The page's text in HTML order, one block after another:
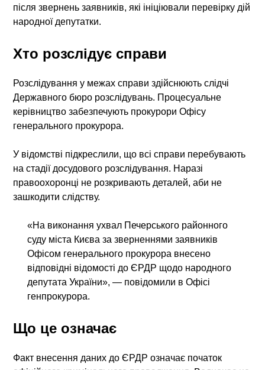
після звернень заявників, які ініціювали перевірку дій
народної депутатки.
Хто розслідує справи
Розслідування у межах справи здійснюють слідчі
Державного бюро розслідувань. Процесуальне
керівництво забезпечують прокурори Офісу
генерального прокурора.
У відомстві підкреслили, що всі справи перебувають
на стадії досудового розслідування. Наразі
правоохоронці не розкривають деталей, аби не
зашкодити слідству.
«На виконання ухвал Печерського районного
суду міста Києва за зверненнями заявників
Офісом генерального прокурора внесено
відповідні відомості до ЄРДР щодо народного
депутата України», — повідомили в Офісі
генпрокурора.
Що це означає
Факт внесення даних до ЄРДР означає початок